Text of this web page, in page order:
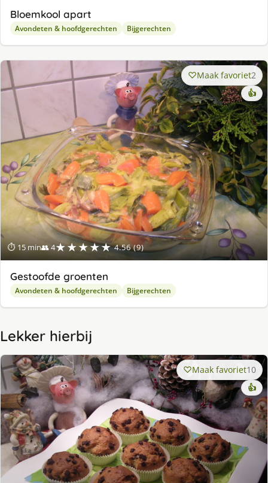
Bloemkool apart
Avondeten & hoofdgerechten Bijgerechten
⏱ 15 min👥 4★★★★★ 4.56 (9)
Maak favoriet2
👍
Gestoofde groenten
Avondeten & hoofdgerechten Bijgerechten
Lekker hierbij
Maak favoriet10
👍